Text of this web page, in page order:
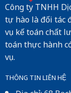
Công ty TNHH
tự hào là đối tác
vụ kế toán chất
toán thực hành
vụ.
THÔNG TIN LIÊN HỆ